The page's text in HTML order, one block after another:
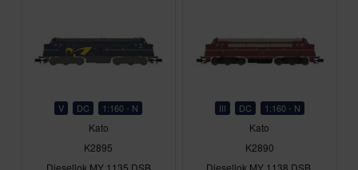
V DC 1:160 - N
Kato
K2895
Diesellok MY 1135 DSB
III DC 1:160 - N
Kato
K2890
Diesellok MY 1138 DSB,